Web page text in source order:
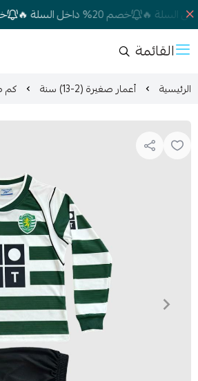
خصم 20% داخل السلة 🔥 خصم 20% داخل السلة 🔥
القائمة
الرئيسية أعمار صغيرة (2-13) سنة كم